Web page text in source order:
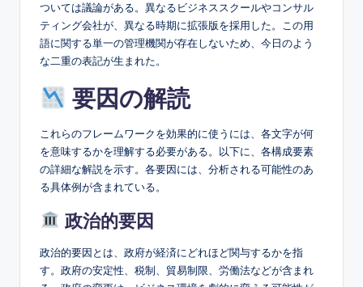
ついては議論がある。異なるビジネススクールやコンサル
ティング会社が、異なる時期に拡張版を採用した。この用
語に関する単一の管理機関が存在しないため、今日のよう
な二重の表記が生まれた。
要因の解読
これらのフレームワークを効果的に使うには、各文字が何
を意味するかを理解する必要がある。以下に、各構成要素
の詳細な解説を示す。各要因には、分析される可能性のあ
る具体例が含まれている。
政治的要因
政治的要因とは、政府が経済にどれほど関与するかを指
す。政府の安定性、税制、貿易制限、労働法などが含まれ